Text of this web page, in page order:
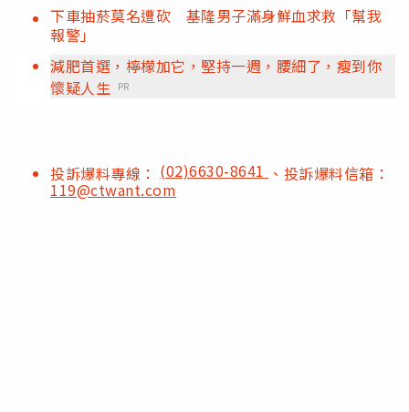
下車抽菸莫名遭砍 基隆男子滿身鮮血求救「幫我
報警」
減肥首選，檸檬加它，堅持一週，腰細了，瘦到你
懷疑人生 PR
投訴爆料專線： (02)6630-8641 、投訴爆料信箱：
119@ctwant.com